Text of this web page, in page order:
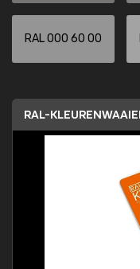
RAL 000 60 00
RAL-